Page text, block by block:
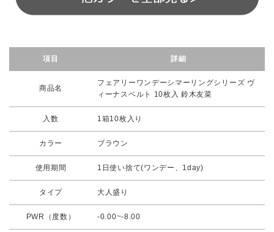
項目 詳細
商品名
フェアリーワンデーシマーリングシリーズ ヴ
ィーナスベルト 10枚入 鈴木友菜
入数 1箱10枚入り
カラー ブラウン
使用期間 1日使い捨て(ワンデー、1day)
タイプ 大人盛り
PWR（度数） -0.00~-8.00